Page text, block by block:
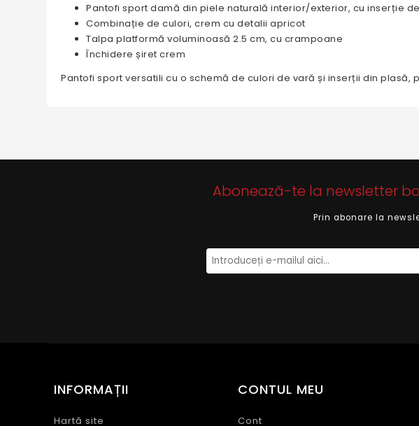
Pantofi sport damă din piele naturală interior/exterior, cu inserție
Combinație de culori, crem cu detalii apricot
Talpa platformă voluminoasă 2.5 cm, cu crampoane
Închidere șiret crem
Pantofi sport versatili cu o schemă de culori de vară și inserții din
Abonează-te la newsletter
Prin abonare la
INFORMAȚII
Hartă site
CONTUL MEU
Cont